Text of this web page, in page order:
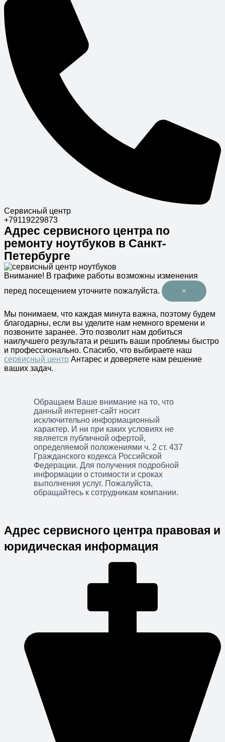
Сервисный центр
+79119229873
Адрес сервисного центра по
ремонту ноутбуков в Санкт-
Петербурге
Внимание! В графике работы возможны изменения
перед посещением уточните пожалуйста.
×
Мы понимаем, что каждая минута важна, поэтому будем
благодарны, если вы уделите нам немного времени и
позвоните заранее. Это позволит нам добиться
наилучшего результата и решить ваши проблемы быстро
и профессионально. Спасибо, что выбираете наш
сервисный центр Антарес и доверяете нам решение
ваших задач.
Обращаем Ваше внимание на то, что
данный интернет-сайт носит
исключительно информационный
характер. И ни при каких условиях не
является публичной офертой,
определяемой положениями ч. 2 ст. 437
Гражданского кодекса Российской
Федерации. Для получения подробной
информации о стоимости и сроках
выполнения услуг. Пожалуйста,
обращайтесь к сотрудникам компании.
Адрес сервисного центра правовая и
юридическая информация